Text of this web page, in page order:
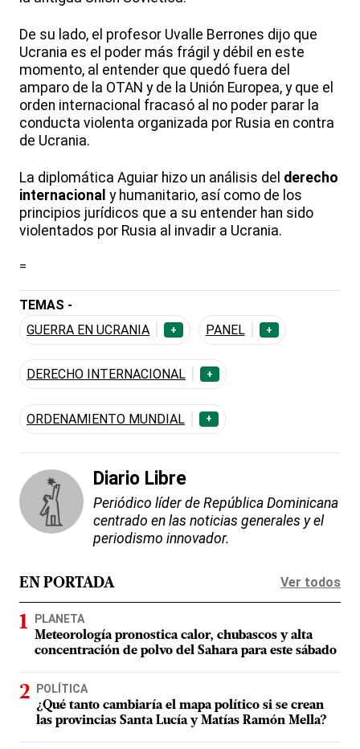
De su lado, el profesor Uvalle Berrones dijo que
Ucrania es el poder más frágil y débil en este
momento, al entender que quedó fuera del
amparo de la OTAN y de la Unión Europea, y que el
orden internacional fracasó al no poder parar la
conducta violenta organizada por Rusia en contra
de Ucrania.
La diplomática Aguiar hizo un análisis del derecho
internacional y humanitario, así como de los
principios jurídicos que a su entender han sido
violentados por Rusia al invadir a Ucrania.
=
TEMAS -
GUERRA EN UCRANIA
+ PANEL +
DERECHO INTERNACIONAL +
ORDENAMIENTO MUNDIAL +
Diario Libre
Periódico líder de República Dominicana
centrado en las noticias generales y el
periodismo innovador.
EN PORTADA Ver todos
PLANETA
Meteorología pronostica calor, chubascos y alta
concentración de polvo del Sahara para este sábado
POLÍTICA
¿Qué tanto cambiaría el mapa político si se crean
las provincias Santa Lucía y Matías Ramón Mella?